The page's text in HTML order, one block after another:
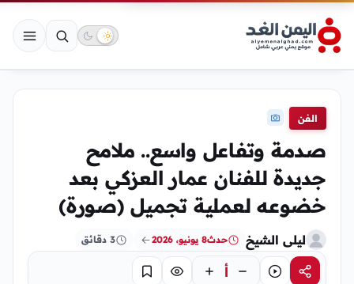
الفن
صدمة وتفاعل واسع.. ملامح
جديدة للفنان عمار العزكي بعد
خضوعه لعملية تجميل (صورة)
ليلى الشيخ حدث8 يونيو، 2026 3 دقائق
مشاركةاستماع أ تركيز حفظ